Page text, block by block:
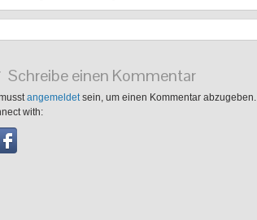
Schreibe einen Kommentar
angemeldetsein, um einen Kommentar abzugeben.
with: